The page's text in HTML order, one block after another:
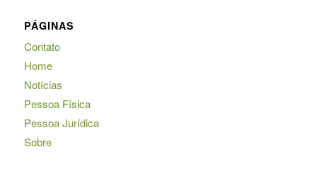
PÁGINAS
Contato
Home
Notícias
Pessoa Física
Pessoa Jurídica
Sobre